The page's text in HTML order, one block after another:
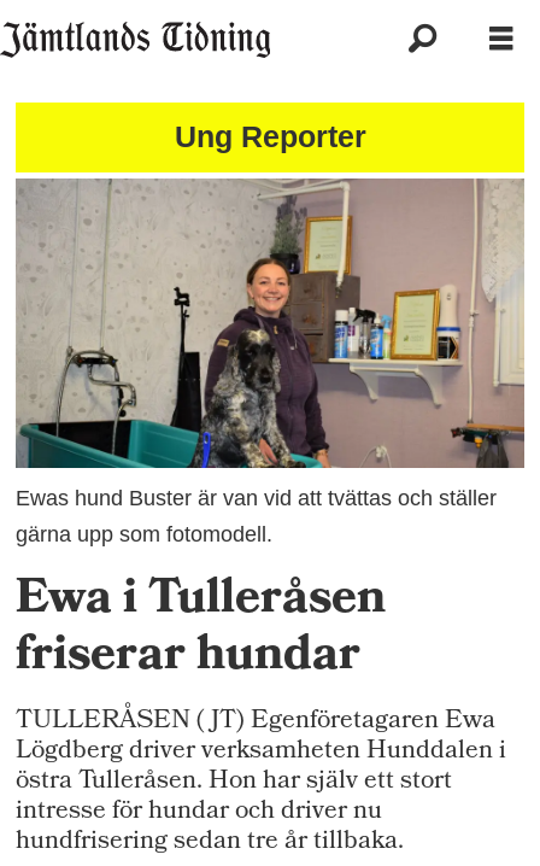
Ung Reporter
Ewas hund Buster är van vid att tvättas och ställer
gärna upp som fotomodell.
Ewa i Tulleråsen
friserar hundar
TULLERÅSEN ( JT) Egenföretagaren Ewa
Lögdberg driver verksamheten Hunddalen i
östra Tulleråsen. Hon har själv ett stort
intresse för hundar och driver nu
hundfrisering sedan tre år tillbaka.